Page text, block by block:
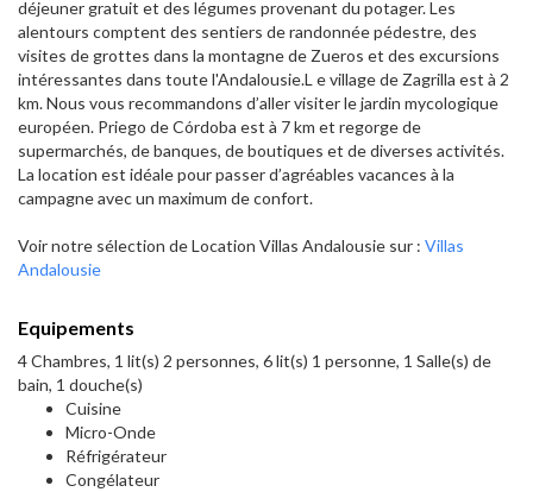
déjeuner gratuit et des légumes provenant du potager. Les
alentours comptent des sentiers de randonnée pédestre, des
visites de grottes dans la montagne de Zueros et des excursions
intéressantes dans toute l'Andalousie.L e village de Zagrilla est à 2
km. Nous vous recommandons d’aller visiter le jardin mycologique
européen. Priego de Córdoba est à 7 km et regorge de
supermarchés, de banques, de boutiques et de diverses activités.
La location est idéale pour passer d’agréables vacances à la
campagne avec un maximum de confort.
Voir notre sélection de Location Villas Andalousie sur : Villas
Andalousie
Equipements
4 Chambres, 1 lit(s) 2 personnes, 6 lit(s) 1 personne, 1 Salle(s) de
bain, 1 douche(s)
Cuisine
Micro-Onde
Réfrigérateur
Congélateur